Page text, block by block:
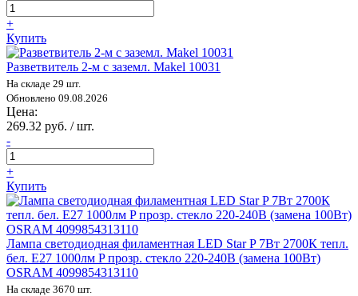
+
Купить
Разветвитель 2-м с заземл. Makel 10031
На складе 29 шт.
Обновлено 09.08.2026
Цена:
269.32 руб. / шт.
-
+
Купить
Лампа светодиодная филаментная LED Star P 7Вт 2700К тепл.
бел. E27 1000лм P прозр. стекло 220-240В (замена 100Вт)
OSRAM 4099854313110
На складе 3670 шт.